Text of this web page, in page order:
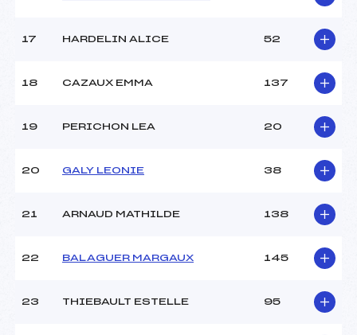
Pou+Ben
17 HARDELIN ALICE 52
18 CAZAUX EMMA 137
19 PERICHON LEA 20
20 GALY LEONIE 38
21 ARNAUD MATHILDE 138
22 BALAGUER MARGAUX 145
23 THIEBAULT ESTELLE 95